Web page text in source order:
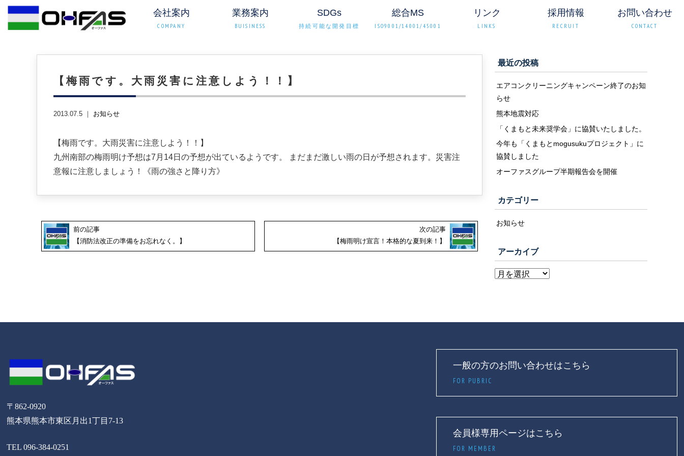
会社案内
COMPANY
業務案内
BUISINESS
SDGs
持続可能な開発目標
総合MS
ISO9001/14001/45001
リンク
LINKS
採用情報
RECRUIT
お問い合わせ
CONTACT
【梅雨です。大雨災害に注意しよう！！】
2013.07.5 ｜ お知らせ
【梅雨です。大雨災害に注意しよう！！】
九州南部の梅雨明け予想は7月14日の予想が出ているようです。 まだまだ激しい雨の日が予想されます。災害注
意報に注意しましょう！《雨の強さと降り方》
前の記事
【消防法改正の準備をお忘れなく。】
次の記事
【梅雨明け宣言！本格的な夏到来！】
最近の投稿
エアコンクリーニングキャンペーン終了のお知
らせ
熊本地震対応
「くまもと未来奨学会」に協賛いたしました。
今年も「くまもとmogusukuプロジェクト」に
協賛しました
オーファスグループ半期報告会を開催
カテゴリー
お知らせ
アーカイブ
〒862-0920
熊本県熊本市東区月出1丁目7-13
TEL 096-384-0251
一般の方のお問い合わせはこちら
FOR PUBRIC
会員様専用ページはこちら
FOR MEMBER